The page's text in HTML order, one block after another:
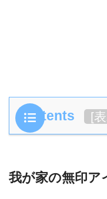
Contents [
我が家の無印ア